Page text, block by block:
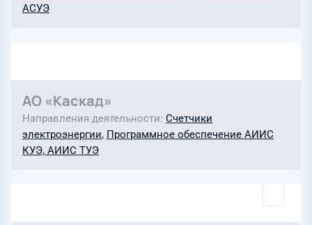
АСУЭ
АО «Каскад»
Направления деятельности Счетчики
электроэнергии, Программное обеспечение АИИС
КУЭ, АИИС ТУЭ